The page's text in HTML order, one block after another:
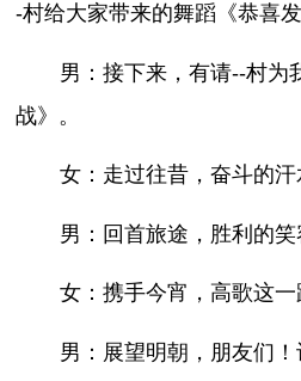
-村给大家带来的舞蹈《恭喜
男：接下来，有请--村为
战》。
女：走过往昔，奋斗的
男：回首旅途，胜利的
女：携手今宵，高歌这
男：展望明朝，朋友们